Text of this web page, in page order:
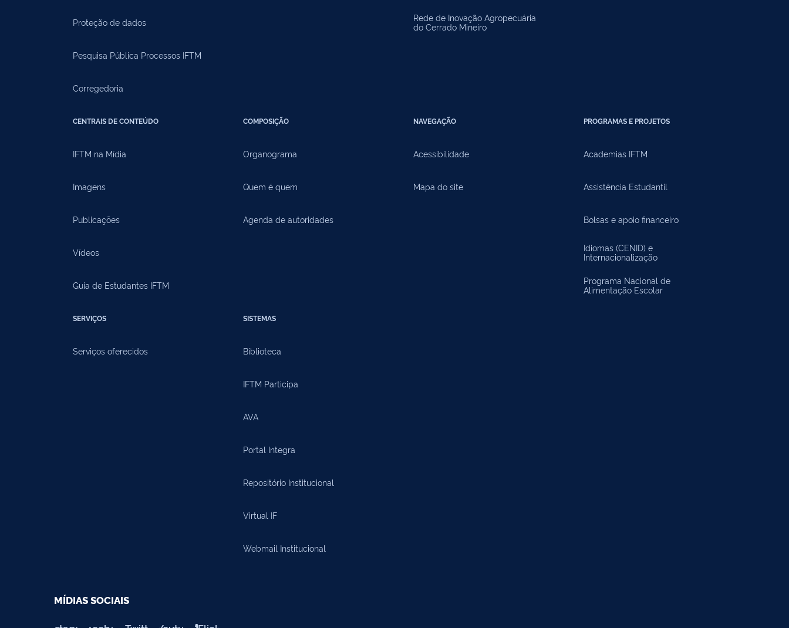
Proteção de dados
Pesquisa Pública Processos IFTM
Corregedoria
Rede de Inovação Agropecuária
do Cerrado Mineiro
CENTRAIS DE CONTEÚDO
IFTM na Mídia
Imagens
Publicações
Vídeos
Guia de Estudantes IFTM
COMPOSIÇÃO
Organograma
Quem é quem
Agenda de autoridades
NAVEGAÇÃO
Acessibilidade
Mapa do site
PROGRAMAS E PROJETOS
Academias IFTM
Assistência Estudantil
Bolsas e apoio financeiro
Idiomas (CENID) e
Internacionalização
Programa Nacional de
Alimentação Escolar
SERVIÇOS
Serviços oferecidos
SISTEMAS
Biblioteca
IFTM Participa
AVA
Portal Integra
Repositório Institucional
Virtual IF
Webmail Institucional
MÍDIAS SOCIAIS